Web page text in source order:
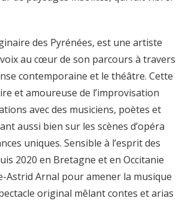
des Pyrénées, est une artiste
au cœur de son parcours à travers
contemporaine et le théâtre. Cette
et amoureuse de l’improvisation
avec des musiciens, poètes et
aussi bien sur les scènes d’opéra
uniques. Sensible à l’esprit des
2020 en Bretagne et en Occitanie
Astrid Arnal pour amener la musique
original mêlant contes et arias